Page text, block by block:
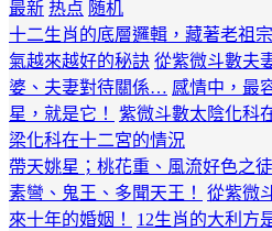
最新 热点 随机
十二生肖的底層邏輯，藏著老祖
氣越來越好的秘訣 從紫微斗數夫
婆、夫妻對待關係… 感情中，最
星，就是它！
紫微斗數太陰化科
梁化科在十二宮的情況
帶天姚星；桃花重、風流好色之
素彎、鬼王、多聞天王！
從紫微
來十年的婚姻！
12生肖的大利方